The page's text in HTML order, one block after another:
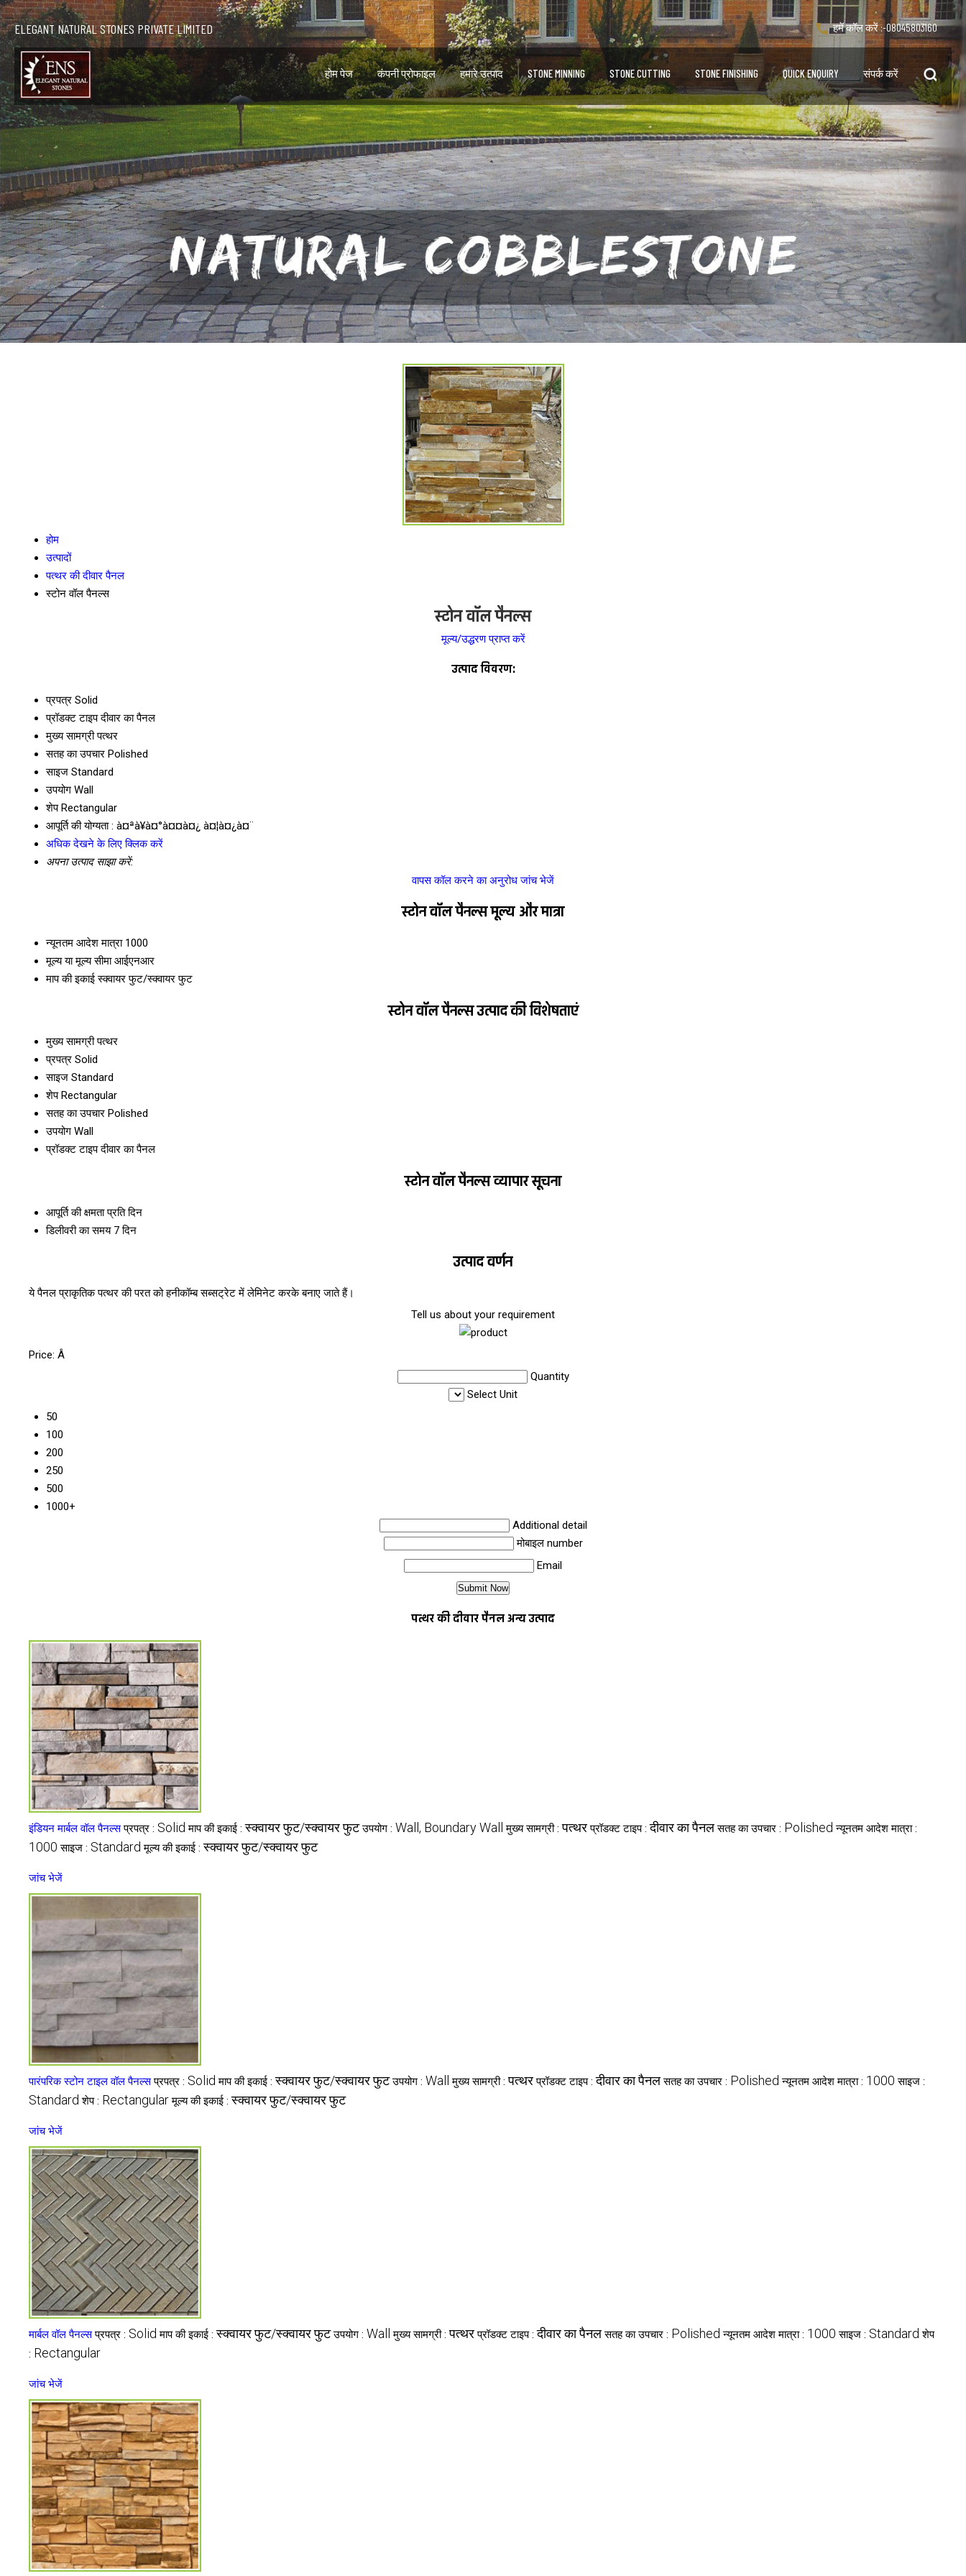
ELEGANT NATURAL STONES PRIVATE LIMITED हमें कॉल करें :-08045803160
होम पेज कंपनी प्रोफाइल हमारे उत्पाद STONE MINNING STONE CUTTING STONE FINISHING QUICK ENQUIRY संपर्क करें
होम
उत्पादों
पत्थर की दीवार पैनल
स्टोन वॉल पैनल्स
स्टोन वॉल पैनल्स
मूल्य/उद्धरण प्राप्त करें
उत्पाद विवरण:
प्रपत्र Solid
प्रॉडक्ट टाइप दीवार का पैनल
मुख्य सामग्री पत्थर
सतह का उपचार Polished
साइज Standard
उपयोग Wall
शेप Rectangular
आपूर्ति की योग्यता : à¤ªà¥à¤°à¤¤à¤¿ à¤¦à¤¿à¤¨
अधिक देखने के लिए क्लिक करें
अपना उत्पाद साझा करें:
वापस कॉल करने का अनुरोध जांच भेजें
स्टोन वॉल पैनल्स मूल्य और मात्रा
न्यूनतम आदेश मात्रा 1000
मूल्य या मूल्य सीमा आईएनआर
माप की इकाई स्क्वायर फुट/स्क्वायर फुट
स्टोन वॉल पैनल्स उत्पाद की विशेषताएं
मुख्य सामग्री पत्थर
प्रपत्र Solid
साइज Standard
शेप Rectangular
सतह का उपचार Polished
उपयोग Wall
प्रॉडक्ट टाइप दीवार का पैनल
स्टोन वॉल पैनल्स व्यापार सूचना
आपूर्ति की क्षमता प्रति दिन
डिलीवरी का समय 7 दिन
उत्पाद वर्णन
ये पैनल प्राकृतिक पत्थर की परत को हनीकॉम्ब सब्सट्रेट में लेमिनेट करके बनाए जाते हैं।
Tell us about your requirement
Price: Â
Quantity
Select Unit
50
100
200
250
500
1000+
Additional detail
मोबाइल number
Email
पत्थर की दीवार पैनल अन्य उत्पाद
इंडियन मार्बल वॉल पैनल्स प्रपत्र : Solid माप की इकाई :स्क्वायर फुट/स्क्वायर फुट उपयोग : Wall, Boundary Wall मुख्य सामग्री :पत्थर प्रॉडक्ट टाइप :दीवार का पैनल सतह का उपचार : Polished न्यूनतम आदेश मात्रा :
1000 साइज : Standard मूल्य की इकाई :स्क्वायर फुट/स्क्वायर फुट
जांच भेजें
पारंपरिक स्टोन टाइल वॉल पैनल्स प्रपत्र : Solid माप की इकाई :स्क्वायर फुट/स्क्वायर फुट उपयोग : Wall मुख्य सामग्री :पत्थर प्रॉडक्ट टाइप :दीवार का पैनल सतह का उपचार : Polished न्यूनतम आदेश मात्रा : 1000 साइज :
Standard शेप : Rectangular मूल्य की इकाई :स्क्वायर फुट/स्क्वायर फुट
जांच भेजें
मार्बल वॉल पैनल्स प्रपत्र : Solid माप की इकाई :स्क्वायर फुट/स्क्वायर फुट उपयोग : Wall मुख्य सामग्री :पत्थर प्रॉडक्ट टाइप :दीवार का पैनल सतह का उपचार : Polished न्यूनतम आदेश मात्रा : 1000 साइज : Standard शेप
: Rectangular
जांच भेजें